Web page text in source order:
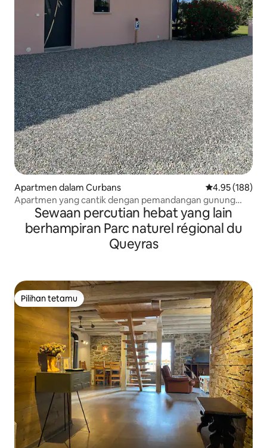
Apartmen dalam Curbans Penarafan
4.95 (188)
Apartmen yang cantik dengan pemandangan gunung
yang menakjubkan
Sewaan percutian hebat yang lain
berhampiran Parc naturel régional du
Queyras
Pilihan tetamu
Pilihan tetamu